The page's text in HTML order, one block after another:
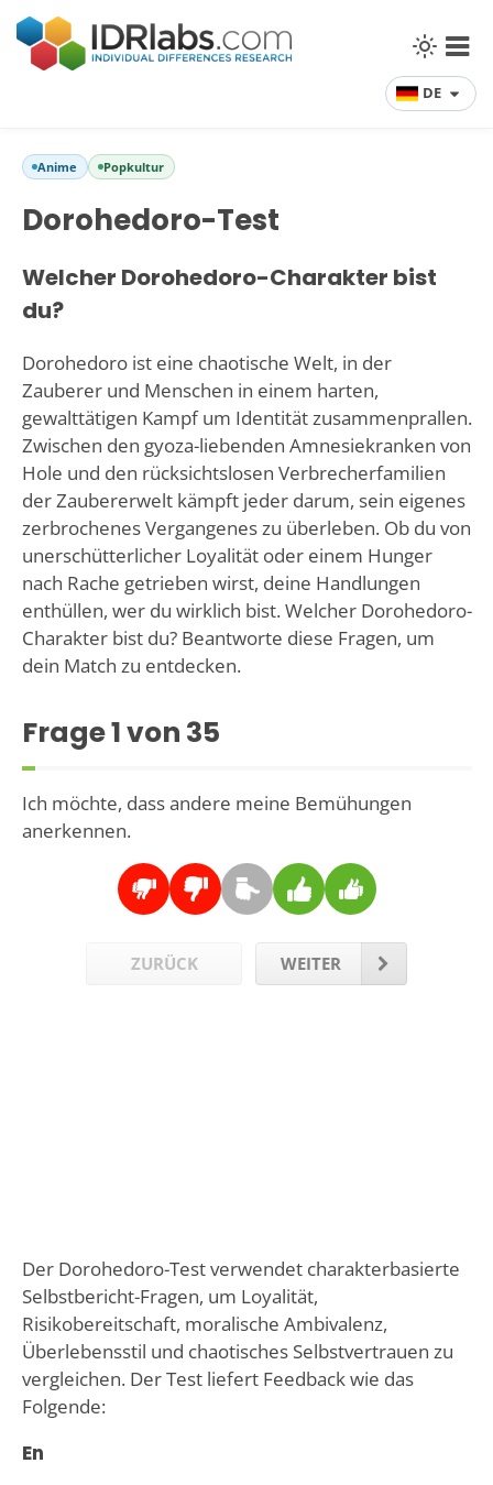
DE
Anime Popkultur
Dorohedoro-Test
Welcher Dorohedoro-Charakter bist
du?
Dorohedoro ist eine chaotische Welt, in der
Zauberer und Menschen in einem harten,
gewalttätigen Kampf um Identität zusammenprallen.
Zwischen den gyoza-liebenden Amnesiekranken von
Hole und den rücksichtslosen Verbrecherfamilien
der Zaubererwelt kämpft jeder darum, sein eigenes
zerbrochenes Vergangenes zu überleben. Ob du von
unerschütterlicher Loyalität oder einem Hunger
nach Rache getrieben wirst, deine Handlungen
enthüllen, wer du wirklich bist. Welcher Dorohedoro-
Charakter bist du? Beantworte diese Fragen, um
dein Match zu entdecken.
Frage1von 35
Ich möchte, dass andere meine Bemühungen
anerkennen.
ZURÜCK WEITER
Der Dorohedoro-Test verwendet charakterbasierte
Selbstbericht-Fragen, um Loyalität,
Risikobereitschaft, moralische Ambivalenz,
Überlebensstil und chaotisches Selbstvertrauen zu
vergleichen. Der Test liefert Feedback wie das
Folgende:
En